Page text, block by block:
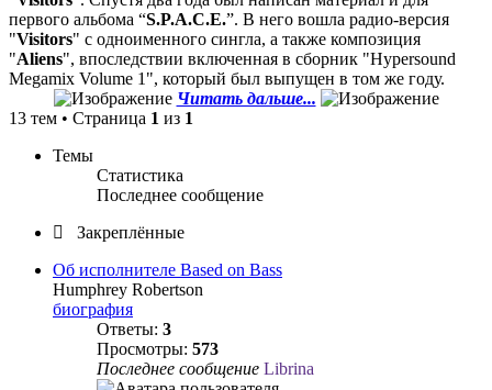
первого альбома “S.P.A.C.E.”. В него вошла радио-версия
"Visitors" с одноименного сингла, а также композиция
"Aliens", впоследствии включенная в сборник "Hypersound
Megamix Volume 1", который был выпущен в том же году.
Читать дальше...
13 тем • Страница 1 из 1
Темы
Статистика
Последнее сообщение
Закреплённые
Об исполнителе Based on Bass
Humphrey Robertson
биография
Ответы: 3
Просмотры: 573
Последнее сообщение Librina